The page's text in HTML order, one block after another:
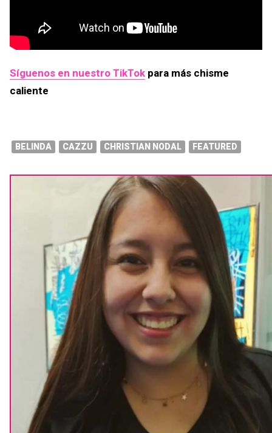
Síguenos en nuestro TikTok para más chisme
caliente
BELINDA CAZZU CHRISTIAN NODAL FEATURED